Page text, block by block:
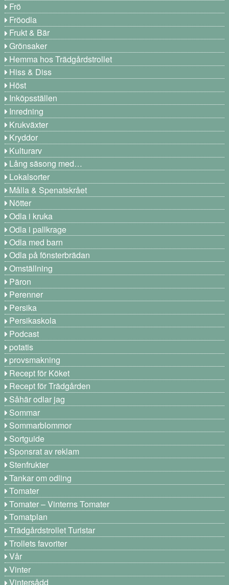
Frö
Fröodla
Frukt & Bär
Grönsaker
Hemma hos Trädgårdstrollet
Hiss & Diss
Höst
Inköpsställen
Inredning
Krukväxter
Kryddor
Kulturarv
Lång säsong med…
Lokalsorter
Målla & Spenatskrået
Nötter
Odla i kruka
Odla i pallkrage
Odla med barn
Odla på fönsterbrädan
Omställning
Päron
Perenner
Persika
Persikaskola
Podcast
potatis
provsmakning
Recept för Köket
Recept för Trädgården
Såhär odlar jag
Sommar
Sommarblommor
Sortguide
Sponsrat av reklam
Stenfrukter
Tankar om odling
Tomater
Tomater – Vinterns Tomater
Tomatplan
Trädgårdstrollet Turistar
Trollets favoriter
Vår
Vinter
Vintersådd